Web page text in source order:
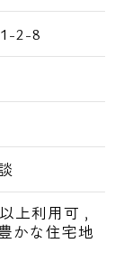
＝＝＝＝＝
ャレな外観
実した設
2-8
上利用可 ,
かな住宅地